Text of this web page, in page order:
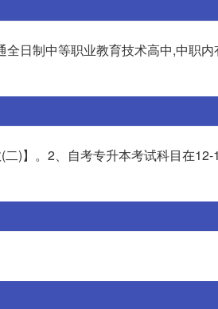
日制中等职业教育技术高中,中职
)】。2、自考专升本考试科目在